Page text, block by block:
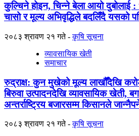
कुल्चिने होइन, चिन्ने बेला आयो दुबोलाई :
चासो र मूल्य अभिवृद्धिले बदलिँदै यसको
२०८३ श्रावण २१ गते
कृषि सूचना
व्यावसायिक खेती
समाचार
रुद्राक्ष: कुन मुखेको मूल्य लाखौँदेखि
बिरुवा उत्पादनदेखि व्यावसायिक खेती,
अन्तर्राष्ट्रिय बजारसम्म किसानले
२०८३ श्रावण २१ गते
कृषि सूचना